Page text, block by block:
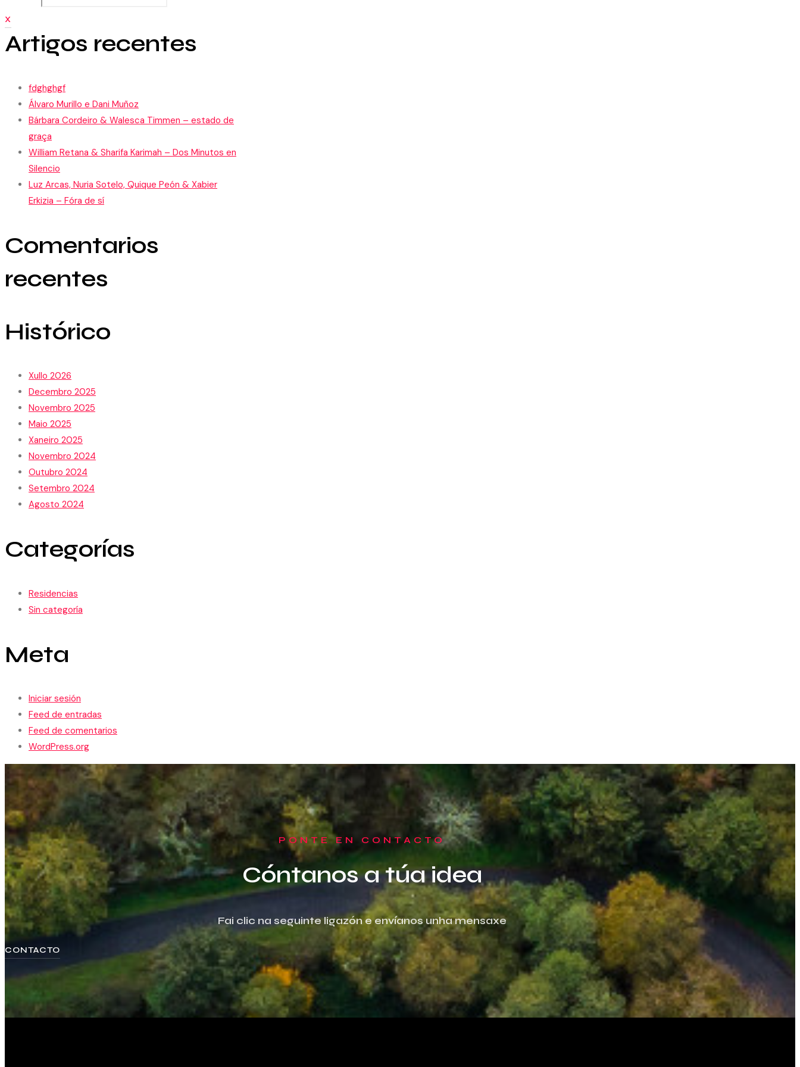
X
Artigos recentes
fdghghgf
Álvaro Murillo e Dani Muñoz
Bárbara Cordeiro & Walesca Timmen – estado de
graça
William Retana & Sharifa Karimah – Dos Minutos en
Silencio
Luz Arcas, Nuria Sotelo, Quique Peón & Xabier
Erkizia – Fóra de sí
Comentarios
recentes
Histórico
Xullo 2026
Decembro 2025
Novembro 2025
Maio 2025
Xaneiro 2025
Novembro 2024
Outubro 2024
Setembro 2024
Agosto 2024
Categorías
Residencias
Sin categoría
Meta
Iniciar sesión
Feed de entradas
Feed de comentarios
WordPress.org
PONTE EN CONTACTO
Cóntanos a túa idea
Fai clic na seguinte ligazón e envíanos unha mensaxe
CONTACTO